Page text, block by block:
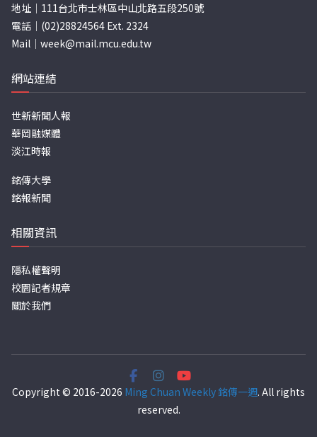
地址｜111台北市士林區中山北路五段250號
電話｜(02)28824564 Ext. 2324
Mail｜ week@mail.mcu.edu.tw
網站連結
世新新聞人報
華岡融媒體
淡江時報
銘傳大學
銘報新聞
相關資訊
隱私權聲明
校園記者規章
關於我們
Copyright © 2016-2026 Ming Chuan Weekly 銘傳一週. All rights
reserved.